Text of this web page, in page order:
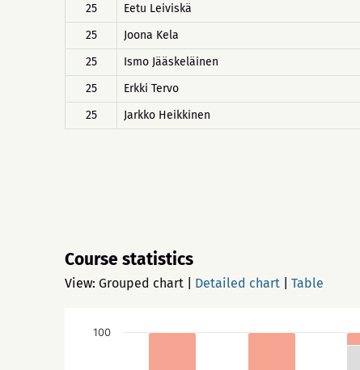
25
Eetu Leiviskä
25
Joona Kela
25
Ismo Jääskeläinen
25
Erkki Tervo
25
Jarkko Heikkinen
Course statistics
View: Grouped chart Detailed chart Table
100